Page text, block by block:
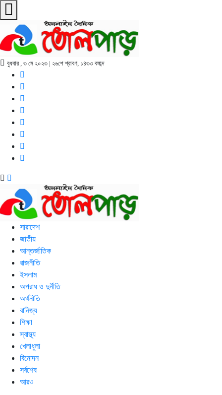
বুধবার , ৩ মে ২০২৩ | ২৬শে শ্রাবণ, ১৪৩৩ বঙ্গাব্দ
সারাদেশ
জাতীয়
আন্তর্জাতিক
রাজনীতি
ইসলাম
অপরাধ ও দুর্নীতি
অর্থনীতি
বানিজ্য
শিক্ষা
স্বাস্থ্য
খেলাধুলা
বিনোদন
সর্বশেষ
আরও